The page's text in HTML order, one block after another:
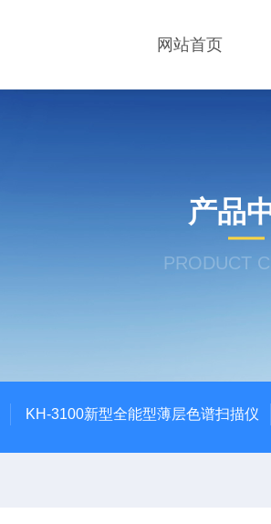
网站首页
产品
PRODUCT
KH-3100新型全能型薄层色谱扫描仪